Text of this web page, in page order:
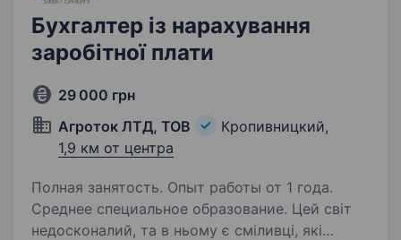
Бухгалтер із нарахування
заробітної плати
29 000 грн
Агроток ЛТД, ТОВ
Кропивницкий,
1,9 км от центра
Полная занятость. Опыт работы от 1 года.
Среднее специальное образование. Цей світ
недосконалий, та в ньому є сміливці, які